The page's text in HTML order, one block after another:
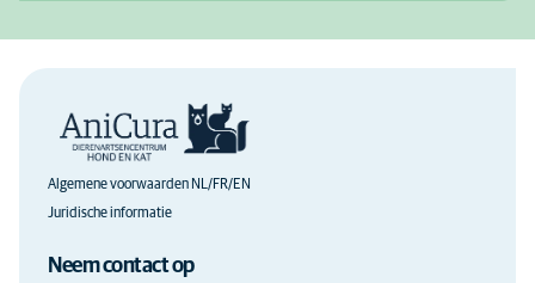
Algemene voorwaarden NL/FR/EN
Juridische informatie
Neem contact op